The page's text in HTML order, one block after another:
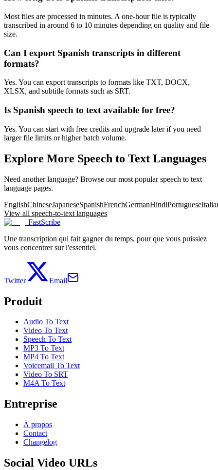
Most files are processed in minutes. A one-hour file is typically
transcribed in around 6 to 10 minutes depending on quality and file
size.
Can I export Spanish transcripts in different
formats?
Yes. You can export transcripts to formats like TXT, DOCX,
XLSX, and subtitle formats such as SRT.
Is Spanish speech to text available for free?
Yes. You can start with free credits and upgrade later if you need
larger file limits or higher batch volume.
Explore More Speech to Text Languages
Need another language? Browse our most popular speech to text
language pages.
EnglishChineseJapaneseSpanishFrenchGermanHindiPortuguese
View all speech-to-text languages
FastScribe
Une transcription qui fait gagner du temps, pour que vous puissiez
vous concentrer sur l'essentiel.
Twitter Email
Produit
Audio To Text
Video To Text
Speech To Text
MP3 To Text
MP4 To Text
Voicemail To Text
Video To SRT
M4A To Text
Entreprise
À propos
Contact
Changelog
Social Video URLs